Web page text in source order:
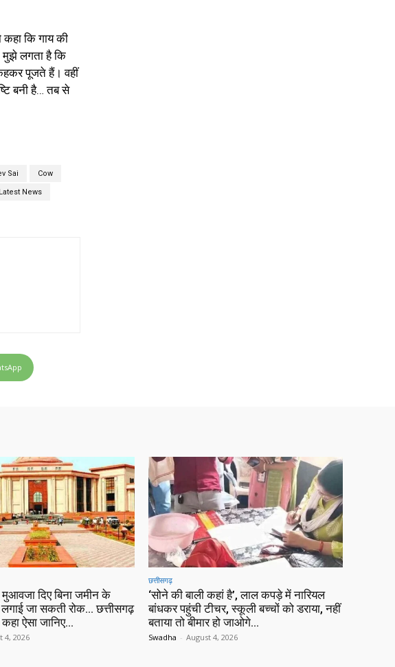
कहा कि गाय की
मुझे लगता है कि
पूजते हैं। वहीं
बनी है… तब से
Sai Cow
News
दिए बिना जमीन के
लगाई जा सकती रोक… छत्तीसगढ़
कहा ऐसा जानिए…
4, 2026
छत्तीसगढ़
‘सोने की बाली कहां है’, लाल कपड़े में नारियल
बांधकर पहुंची टीचर, स्कूली बच्चों को डराया, नहीं
बताया तो बीमार हो जाओगे…
Swadha - August 4, 2026